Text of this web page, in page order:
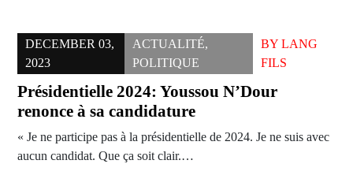
DECEMBER 03,
2023
ACTUALITÉ,
POLITIQUE
BYLANG
FILS
Présidentielle 2024: Youssou N’Dour
renonce à sa candidature
« Je ne participe pas à la présidentielle de 2024. Je ne suis avec
aucun candidat. Que ça soit clair.…